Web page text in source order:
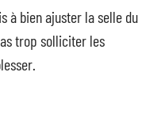
à bien ajuster la selle du
trop solliciter les